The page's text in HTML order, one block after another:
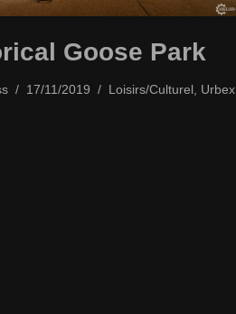
Goose Park
17/11/2019 Loisirs/Culturel, Urbex